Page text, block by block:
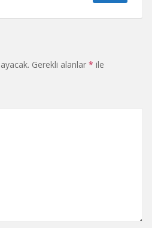
Gerekli alanlar * ile